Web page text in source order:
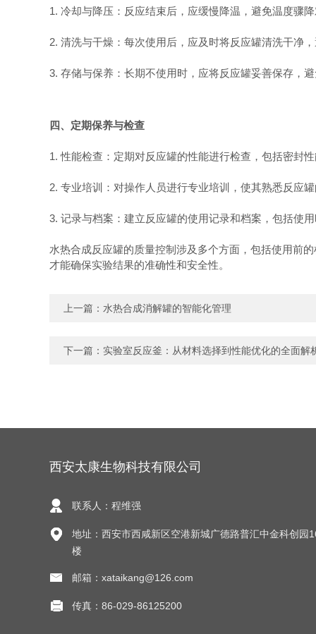
1. 冷却与降压：反应结束后，应缓慢降温，避免温度骤
2. 清洗与干燥：每次使用后，应及时将反应罐清洗干净
3. 存储与保养：长期不使用时，应将反应罐妥善保存，
四、定期保养与检查
1. 性能检查：定期对反应罐的性能进行检查，包括密封
2. 专业培训：对操作人员进行专业培训，使其熟悉反应
3. 记录与档案：建立反应罐的使用记录和档案，包括使
水热合成反应罐的质量控制涉及多个方面，包括使用前
才能确保实验结果的准确性和安全性。
上一篇： 水热合成消解罐的智能化管理
下一篇： 实验室反应釜：从材料选择到性能优化的全面解
西安太康生物科技有限公司
联系人：程维强
地址：西安市西咸新区空港新城广德路普汇中金科创园
楼
邮箱：xataikang@126.com
传真：86-029-86125200